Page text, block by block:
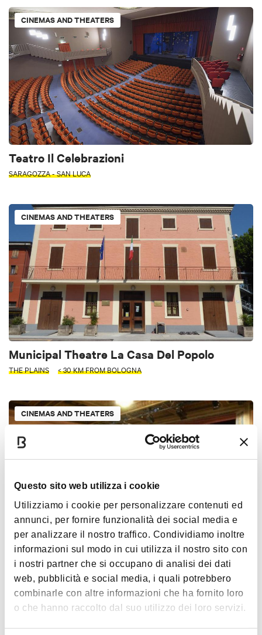
Questo sito web utilizza i cookie
Utilizziamo i cookie per personalizzare contenuti ed
annunci, per fornire funzionalità dei social media e
per analizzare il nostro traffico. Condividiamo inoltre
informazioni sul modo in cui utilizza il nostro sito con
i nostri partner che si occupano di analisi dei dati
web, pubblicità e social media, i quali potrebbero
combinarle con altre informazioni che ha fornito loro
o che hanno raccolto dal suo utilizzo dei loro servizi.
CINEMAS AND THEATERS
Teatro Il Celebrazioni
SARAGOZZA - SAN LUCA
CINEMAS AND THEATERS
Municipal Theatre La Casa Del Popolo
THE PLAINS < 30 KM FROM BOLOGNA
CINEMAS AND THEATERS
Teatro San Salvatore
PIAZZA MAGGIORE - INDIPENDENZA
CINEMAS AND THEATERS